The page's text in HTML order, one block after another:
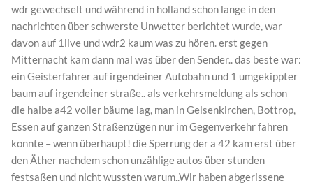
wdr gewechselt und während in holland schon lange in den
nachrichten über schwerste Unwetter berichtet wurde, war
davon auf 1live und wdr2 kaum was zu hören. erst gegen
Mitternacht kam dann mal was über den Sender.. das beste war:
ein Geisterfahrer auf irgendeiner Autobahn und 1 umgekippter
baum auf irgendeiner straße.. als verkehrsmeldung als schon
die halbe a42 voller bäume lag, man in Gelsenkirchen, Bottrop,
Essen auf ganzen Straßenzügen nur im Gegenverkehr fahren
konnte – wenn überhaupt! die Sperrung der a 42 kam erst über
den Äther nachdem schon unzählige autos über stunden
festsaßen und nicht wussten warum..Wir haben abgerissene